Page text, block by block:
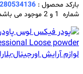
بارکد محصول :
شماره 1 و 2 موجود می باشد